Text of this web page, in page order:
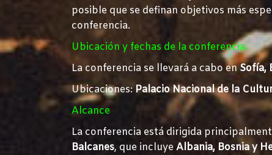
posible que se definan objetivos más
conferencia.
Ubicación y fechas de la conferencia.
La conferencia se llevará a cabo enSofía,
Ubicaciones:Palacio Nacional de la
Alcance
La conferencia está dirigida
Balcanes, que incluye Albania, Bosnia y